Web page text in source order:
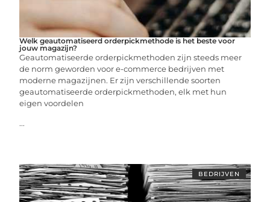
Welk geautomatiseerd orderpickmethode is het beste voor
jouw magazijn?
Geautomatiseerde orderpickmethoden zijn steeds meer
de norm geworden voor e-commerce bedrijven met
moderne magazijnen. Er zijn verschillende soorten
geautomatiseerde orderpickmethoden, elk met hun
eigen voordelen
...
BEDRIJVEN